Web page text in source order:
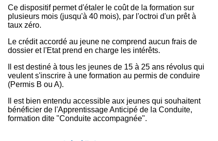
Ce dispositif permet d'étaler le coût de la formation sur
plusieurs mois (jusqu'à 40 mois), par l'octroi d'un prêt à
taux zéro.
Le crédit accordé au jeune ne comprend aucun frais de
dossier et l'Etat prend en charge les intérêts.
Il est destiné à tous les jeunes de 15 à 25 ans révolus qui
veulent s'inscrire à une formation au permis de conduire
(Permis B ou A).
Il est bien entendu accessible aux jeunes qui souhaitent
bénéficier de l'Apprentissage Anticipé de la Conduite,
formation dite "Conduite accompagnée".